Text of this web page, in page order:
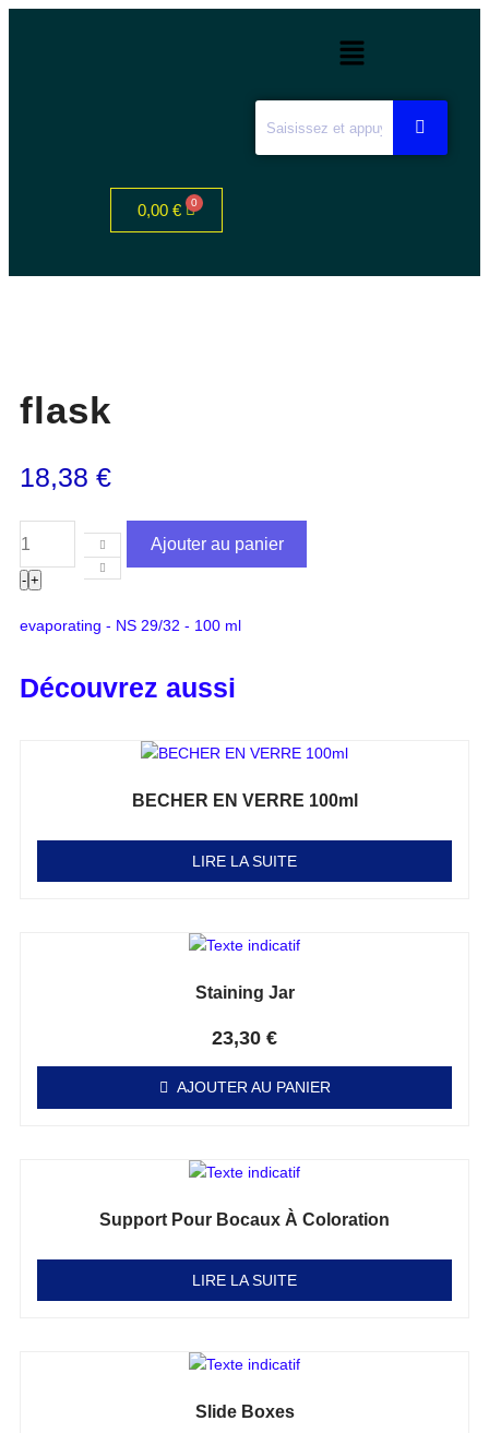
0,00 €
flask
18,38 €
- +
Ajouter au panier
evaporating - NS 29/32 - 100 ml
Découvrez aussi
BECHER EN VERRE 100ml
LIRE LA SUITE
Staining Jar
23,30 €
AJOUTER AU PANIER
Support Pour Bocaux À Coloration
LIRE LA SUITE
Slide Boxes